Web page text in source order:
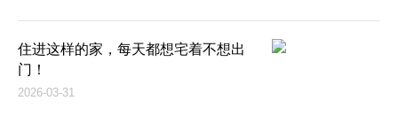
住进这样的家，每天都想宅着不想出
门！
2026-03-31